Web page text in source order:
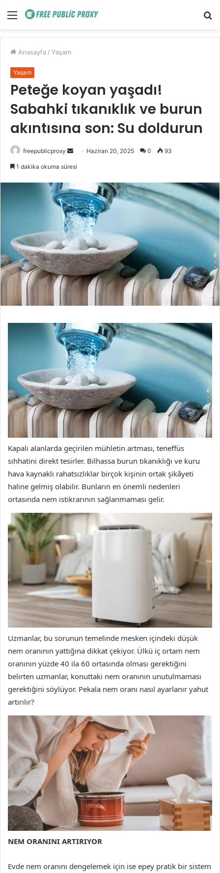
Menü
Anasayfa / Yaşam
Yaşam
Peteğe koyan yaşadı!
Sabahki tıkanıklık ve burun
akıntısına son: Su doldurun
freepublicproxy
Bir
göndermek
Haziran 20, 2025 0 93
1 dakika okuma süresi
Kapalı alanlarda geçirilen mühletin artması, teneffüs
sıhhatini direkt tesirler. Bilhassa burun tıkanıklığı ve kuru
hava kaynaklı rahatsızlıklar birçok kişinin ortak şikâyeti
haline gelmiş olabilir. Bunların en önemli nedenleri
ortasında nem istikrarının sağlanmaması gelir.
Uzmanlar, bu sorunun temelinde mesken içindeki düşük
nem oranının yattığına dikkat çekiyor. Ülkü iç ortam nem
oranının yüzde 40 ila 60 ortasında olması gerektiğini
belirten uzmanlar, konuttaki nem oranının unutulmaması
gerektiğini söylüyor. Pekala nem oranı nasıl ayarlanır yahut
artırılır?
NEM ORANINI ARTIRIYOR
Evde nem oranını dengelemek için ise epey pratik bir sistem